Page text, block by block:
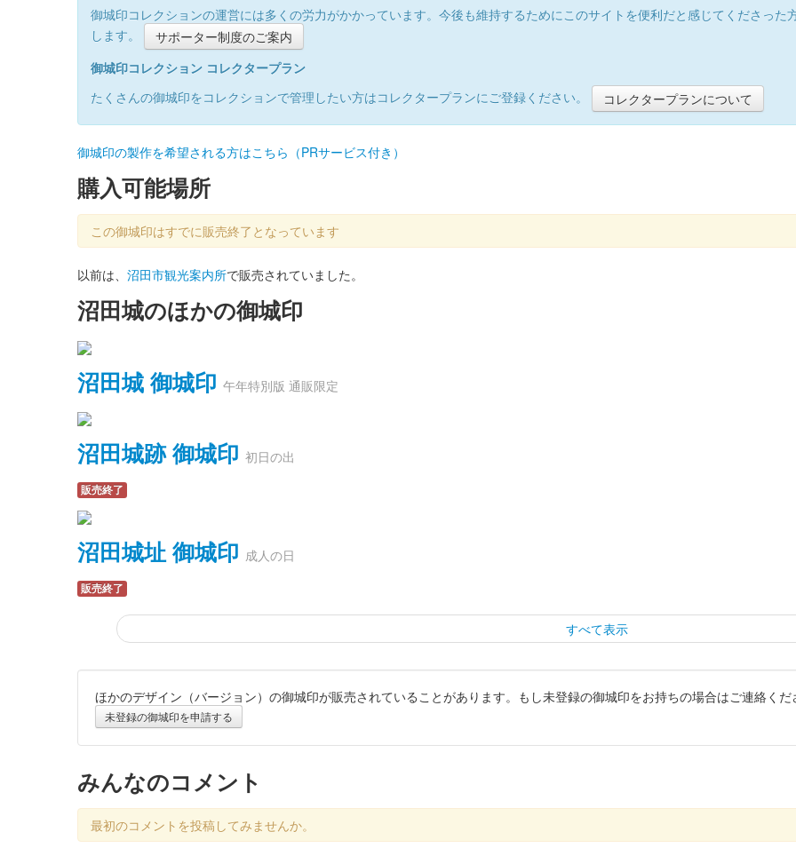
御城印コレクションの運営には多くの労力がかかっています。今後も維持するためにこのサイトを便利だと感じてくださっ
します。
サポーター制度のご案内
御城印コレクション コレクタープラン
たくさんの御城印をコレクションで管理したい方はコレクタープランにご登録ください。
コレクタープランについて
御城印の製作を希望される方はこちら（PRサービス付き）
購入可能場所
この御城印はすでに販売終了となっています
以前は、 沼田市観光案内所で販売されていました。
沼田城のほかの御城印
沼田城 御城印 午年特別版 通販限定
沼田城跡 御城印 初日の出
販売終了
沼田城址 御城印 成人の日
販売終了
すべて表示
霞城（沼田城）御城印 旧暦（睦月）2026年版
販売終了
沼田城跡 御城印 昭和百年 十二月版
販売終了
ほかのデザイン（バージョン）の御城印が販売されていることがあります。もし未登録の御城印をお持ちの場合はご連絡くだ
未登録の御城印を申請する
みんなのコメント
最初のコメントを投稿してみませんか。